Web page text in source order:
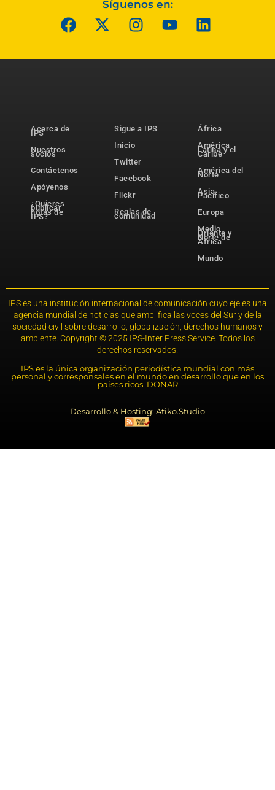
Síguenos en:
Acerca de
IPS
Nuestros
socios
Contáctenos
Apóyenos
¿Quieres
publicar
notas de
IPS?
Sigue a IPS
Inicio
Twitter
Facebook
Flickr
Reglas de
comunidad
África
América
Latina y el
Caribe
América del
Norte
Asia-
Pacífico
Europa
Medio
Oriente y
Norte de
África
Mundo
IPS es una institución internacional de comunicación cuyo eje es una
agencia mundial de noticias que amplifica las voces del Sur y de la
sociedad civil sobre desarrollo, globalización, derechos humanos y
ambiente. Copyright © 2025 IPS-Inter Press Service. Todos los
derechos reservados.
IPS es la única organización periodística mundial con más
personal y corresponsales en el mundo en desarrollo que en los
países ricos. DONAR
Desarrollo & Hosting: Atiko.Studio